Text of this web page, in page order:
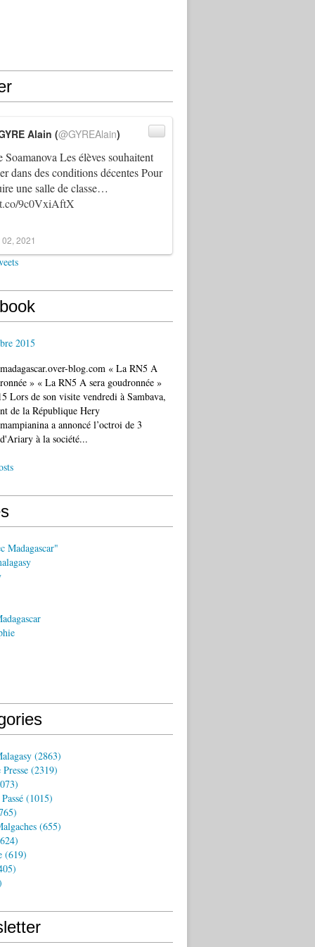
Soamanova Les élèves souhaitent
dans des conditions décentes Pour
une salle de classe…
9c0VxiAftX
Alain (@GYREAlain)
2021
2015
blog.com « La RN5 A
» « La RN5 A sera goudronnée »
Lors de son visite vendredi à Sambava,
de la République Hery
a annoncé l’octroi de 3
à la société...
Madagascar"
(2863)
(2319)
(1015)
(655)
(619)